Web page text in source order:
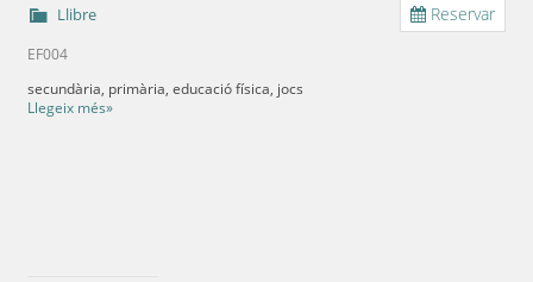
Reservar
Llibre
EF004
secundària, primària, educació física, jocs
Llegeix més»